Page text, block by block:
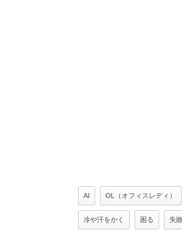
AI OL（オフィスレディ）
冷や汗をかく 困る 失敗